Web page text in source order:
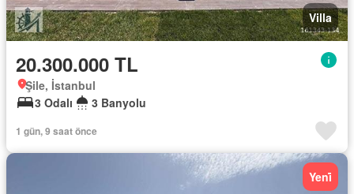
Villa
20.300.000 TL
Şile, İstanbul
3 Odalı
3 Banyolu
1 gün, 9 saat önce
Yeni̇